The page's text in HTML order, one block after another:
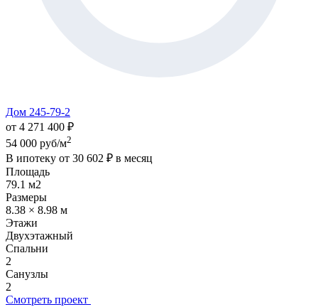
Дом 245-79-2
от 4 271 400 ₽
54 000 руб/м2
В ипотеку от 30 602 ₽ в месяц
Площадь
79.1 м2
Размеры
8.38 × 8.98 м
Этажи
Двухэтажный
Спальни
2
Санузлы
2
Смотреть проект